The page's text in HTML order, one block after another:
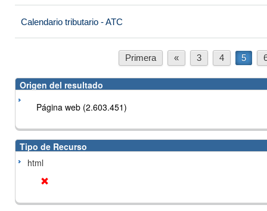
Calendario tributario - ATC
Primera « 3 4 5
Origen del resultado
Página web (2.603.451)
Tipo de Recurso
html